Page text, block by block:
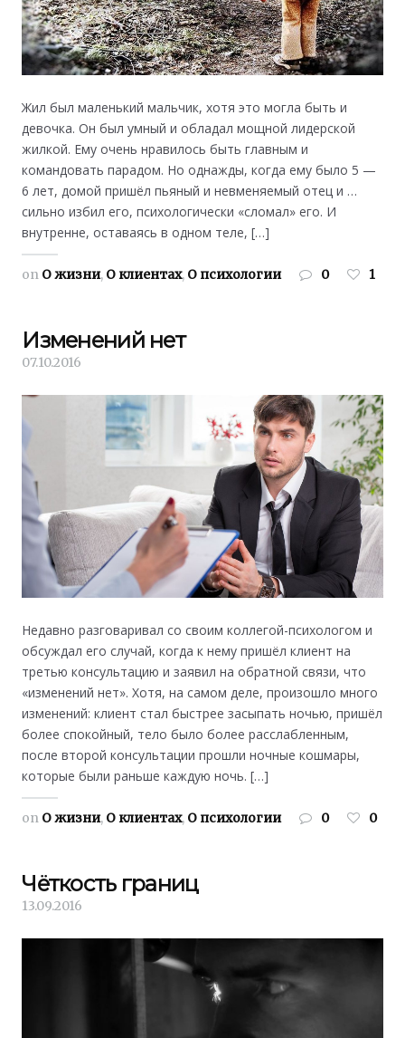
Жил был маленький мальчик, хотя это могла быть и
девочка. Он был умный и обладал мощной лидерской
жилкой. Ему очень нравилось быть главным и
командовать парадом. Но однажды, когда ему было 5 —
6 лет, домой пришёл пьяный и невменяемый отец и …
сильно избил его, психологически «сломал» его. И
внутренне, оставаясь в одном теле, […]
on О жизни, О клиентах, О психологии 0 1
Изменений нет
07.10.2016
Недавно разговаривал со своим коллегой-психологом и
обсуждал его случай, когда к нему пришёл клиент на
третью консультацию и заявил на обратной связи, что
«изменений нет». Хотя, на самом деле, произошло много
изменений: клиент стал быстрее засыпать ночью, пришёл
более спокойный, тело было более расслабленным,
после второй консультации прошли ночные кошмары,
которые были раньше каждую ночь. […]
on О жизни, О клиентах, О психологии 0 0
Чёткость границ
13.09.2016